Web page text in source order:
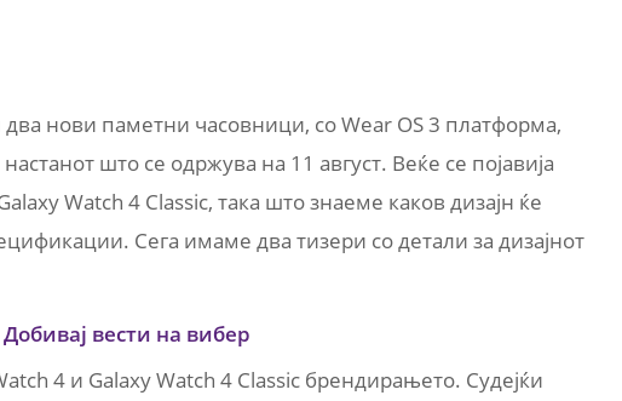
два нови паметни часовници, со Wear OS 3 платформа,
што се одржува на 11 август. Веќе се појавија
Watch 4 Classic, така што знаеме каков дизајн ќе
Сега имаме два тизери со детали за дизајнот
Добивај вести на вибер
4 и Galaxy Watch 4 Classic брендирањето. Судејќи